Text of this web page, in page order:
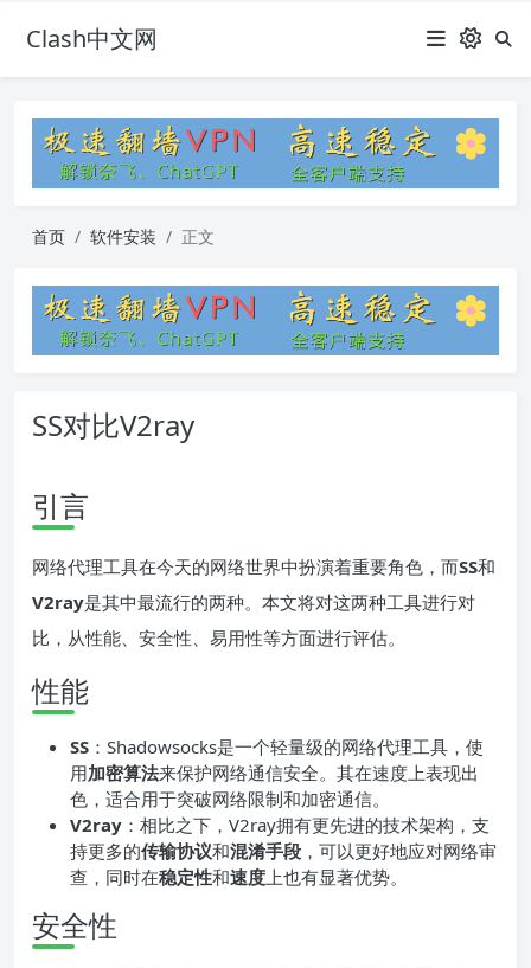
Clash中文网
首页 软件安装 正文
SS对比V2ray
引言
网络代理工具在今天的网络世界中扮演着重要角色，而SS和
V2ray是其中最流行的两种。本文将对这两种工具进行对
比，从性能、安全性、易用性等方面进行评估。
性能
SS ：Shadowsocks是一个轻量级的网络代理工具，使
用加密算法来保护网络通信安全。其在速度上表现出
色，适合用于突破网络限制和加密通信。
V2ray ：相比之下，V2ray拥有更先进的技术架构，支
持更多的传输协议和混淆手段 ，可以更好地应对网络审
查，同时在稳定性和速度上也有显著优势。
安全性